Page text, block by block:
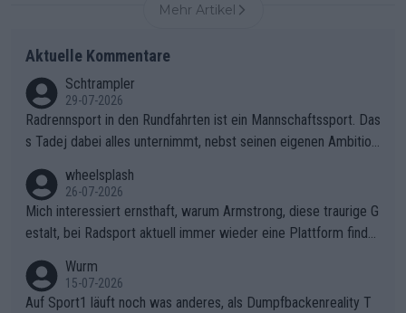
Mehr Artikel
Aktuelle Kommentare
Schtrampler
29-07-2026
Radrennsport in den Rundfahrten ist ein Mannschaftssport. Das
s Tadej dabei alles unternimmt, nebst seinen eigenen Ambition
ganze Team auch mental stark zu machen und konkret am Erf
olg teilzuhaben, ist ihm ganz hoch anzurechnen. Das ist ein Zei
chen weit über den Radsport hinaus.
wheelsplash
26-07-2026
Mich interessiert ernsthaft, warum Armstrong, diese traurige G
estalt, bei Radsport aktuell immer wieder eine Plattform finde
Wurm
15-07-2026
Auf Sport1 läuft noch was anderes, als Dumpfbackenreality T